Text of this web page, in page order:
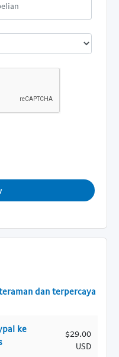
dan terpercaya
ke
$29.00
USD